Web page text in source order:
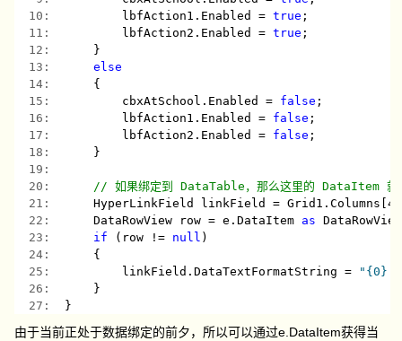
  10:
        lbfAction1.Enabled =
true ;
  11:
        lbfAction2.Enabled =
true ;
  12:
    }
  13:
else
  14:
    {
  15:
        cbxAtSchool.Enabled =
false ;
  16:
        lbfAction1.Enabled =
false ;
  17:
        lbfAction2.Enabled =
false ;
  18:
    }
  19:
  20:
// 如果绑定到 DataTable，那么这里的 DataItem 就
  21:
HyperLinkField linkField =
  22:
    DataRowView row = e.DataItem
as
  23:
if (row != null )
  24:
    {
  25:
        linkField.DataTextFormatString =
"{0}
  26:
    }
  27:
}
由于当前正处于数据绑定的前夕，所以可以通过e.DataItem获得当